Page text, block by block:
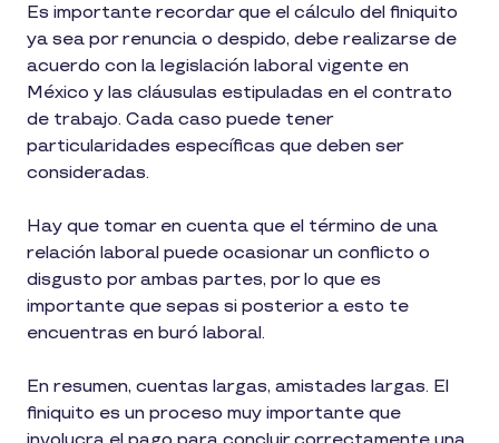
Es importante recordar que el cálculo del finiquito
ya sea por renuncia o despido, debe realizarse de
acuerdo con la legislación laboral vigente en
México y las cláusulas estipuladas en el contrato
de trabajo. Cada caso puede tener
particularidades específicas que deben ser
consideradas.
Hay que tomar en cuenta que el término de una
relación laboral puede ocasionar un conflicto o
disgusto por ambas partes, por lo que es
importante que sepas si posterior a esto te
encuentras en buró laboral.
En resumen, cuentas largas, amistades largas. El
finiquito es un proceso muy importante que